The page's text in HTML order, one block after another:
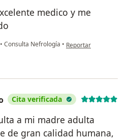
medico y me
• Consulta Nefrología • en opinión del
Reportar
Cita verificada
a mi madre adulta
de gran calidad humana,